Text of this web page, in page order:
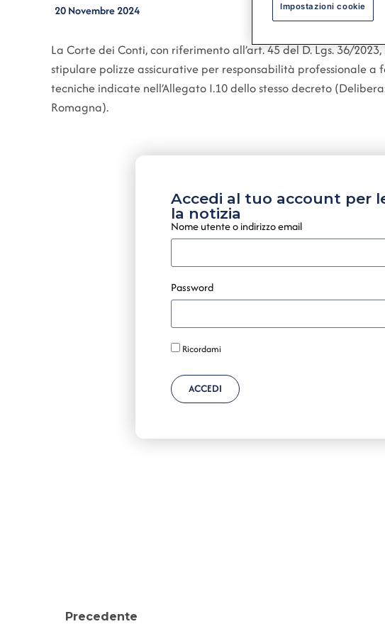
20 Novembre 2024
La Corte dei Conti, con riferimento all’art. 45 del D. Lgs. 36/
stipulare polizze assicurative per responsabilità professionale
tecniche indicate nell’Allegato I.10 dello stesso decreto
Romagna).
Accedi al tuo account per
la notizia
Nome utente o indirizzo email
Password
Ricordami
ACCEDI
Precedente
Impostazioni cookie